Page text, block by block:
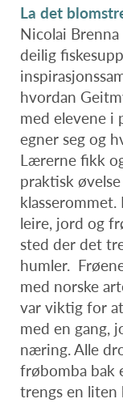
La det
Nicolai
deilig
hvordan
med elevene i
egner seg og
Lærerne fikk
praktisk
leire, jord og
sted der det
humler.
med norske
var viktig for
med en gang,
næring. Alle
frøbomba bak
trengs en liten